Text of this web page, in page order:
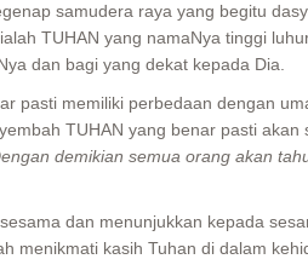
samudera raya yang begitu
TUHAN yang namaNya tinggi
dan bagi yang dekat kepada Dia.
pasti memiliki perbedaan dengan
TUHAN yang benar pasti akan
demikian semua orang akan
dan menunjukkan kepada
menikmati kasih Tuhan di dalam